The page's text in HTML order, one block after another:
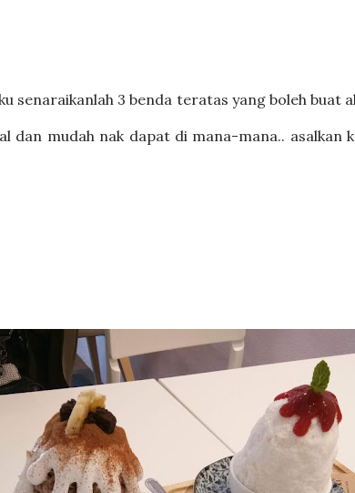
senaraikanlah 3 benda teratas yang boleh buat
dan mudah nak dapat di mana-mana.. asalkan